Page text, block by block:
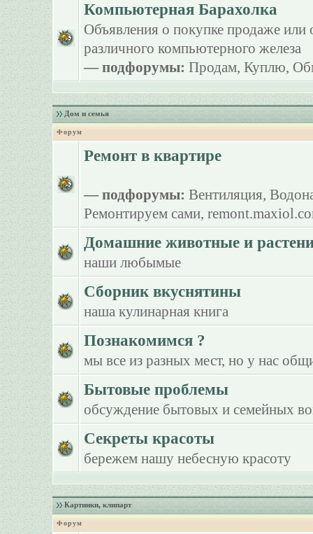
Компьютерная Барахолка
Объявления о покупке продаже или
различного компьютерного железа
— подфорумы: Продам, Куплю,
Дом и семья
Форум
Ремонт в квартире
— подфорумы: Вентиляция,
Ремонтируем сами,
Домашние животные и
наши любымые
Сборник вкуснятины
наша кулинарная книга
Познакомимся ?
мы все из разных мест, но у нас
Бытовые проблемы
обсуждение бытовых и семейных
Секреты красоты
бережем нашу небесную красоту
Картинки, клипарт
Форум